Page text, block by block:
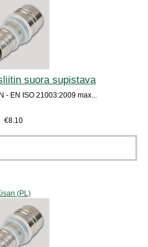
suora supistava
- EN ISO 21003:2009 max...
€8.10
(PL)